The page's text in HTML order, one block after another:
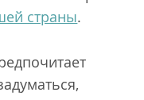
страны.